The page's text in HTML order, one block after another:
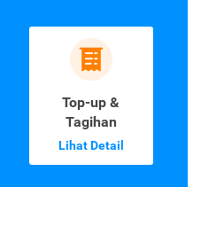
Top-up &
Tagihan
Lihat Detail